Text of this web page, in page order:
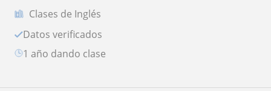
Clases de Inglés
Datos verificados
1 año dando clase